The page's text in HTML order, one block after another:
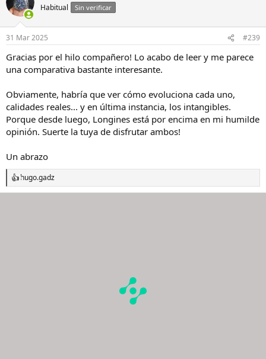
c
i
o
n
e
s
Habitual Sin verificar
31 Mar 2025 #239
Gracias por el hilo compañero! Lo acabo de leer y me parece
una comparativa bastante interesante.
Obviamente, habría que ver cómo evoluciona cada uno,
calidades reales... y en última instancia, los intangibles.
Porque desde luego, Longines está por encima en mi humilde
opinión. Suerte la tuya de disfrutar ambos!
Un abrazo
R
e
hugo.gadz